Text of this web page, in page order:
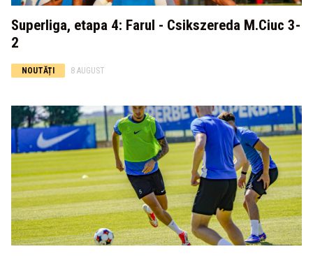
Superliga, etapa 4: Farul - Csikszereda M.Ciuc 3-
2
NOUTĂȚI 8 AUGUST